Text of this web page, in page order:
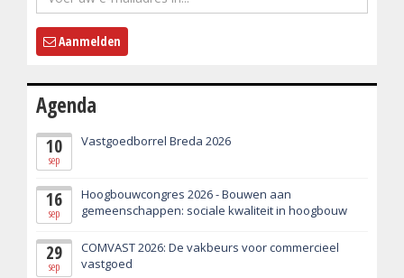
Aanmelden
Agenda
10
sep
Vastgoedborrel Breda 2026
16
sep
Hoogbouwcongres 2026 - Bouwen aan
gemeenschappen: sociale kwaliteit in hoogbouw
29
sep
COMVAST 2026: De vakbeurs voor commercieel
vastgoed